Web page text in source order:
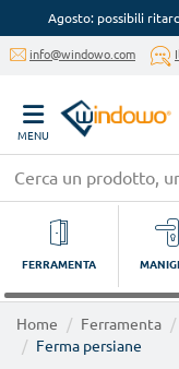
Agosto: possibili
info@windowo.com
MENU
FERRAMENTA
Home Ferramenta
Ferma persiane